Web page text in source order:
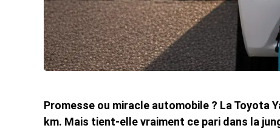
Promesse ou miracle automobile ? La Toyota
km. Mais tient-elle vraiment ce pari dans la